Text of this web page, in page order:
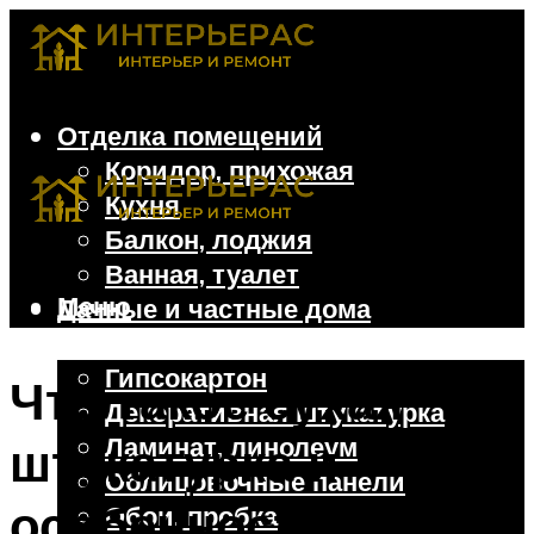
Отделка помещений
Коридор, прихожая
Кухня
Балкон, лоджия
Ванная, туалет
Дачные и частные дома
Гипсокартон
Декоративная штукатурка
Ламинат, линолеум
Облицовочные панели
Обои, пробка
Меню
Что такое сухая
штукатурка и